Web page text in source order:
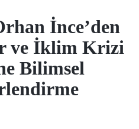
İnce’den
ve İklim Krizi
Bilimsel